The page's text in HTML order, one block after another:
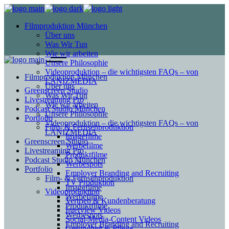
Filmproduktion München
Über uns
Was Wir Tun
Wie wir arbeiten
Unsere Philosophie
Videoproduktion – die wichtigsten FAQs – von
LANIZMEDIA
Greenscreen Studio
Livestreaming Pro
Podcast Studio München
Portfolio
Film- & Fernsehproduktion
Imagefilme
Werbefilme
Produktfilme
Werbespots
Employer Branding and Recruiting
TV Produktion
Videoproduktion
Vertrieb & Kundenberatung
Interview Videos
Social-Media-Content Videos
Filmproduktion München
Über uns
Was Wir Tun
Wie wir arbeiten
Unsere Philosophie
Videoproduktion – die wichtigsten FAQs – von
LANIZMEDIA
Greenscreen Studio
Livestreaming Pro
Podcast Studio München
Portfolio
Film- & Fernsehproduktion
Imagefilme
Werbefilme
Produktfilme
Werbespots
Employer Branding and Recruiting